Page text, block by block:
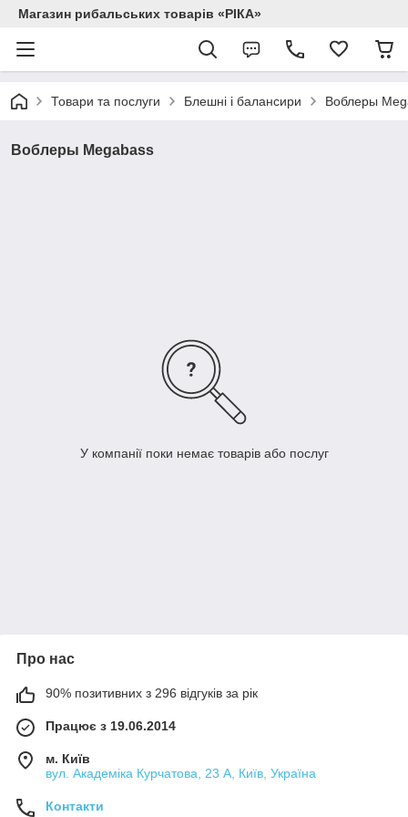
Магазин рибальських товарів «РІКА»
Товари та послуги Блешні і балансири Воблеры
Воблеры Megabass
У компанії поки немає товарів або послуг
Про нас
90% позитивних з 296 відгуків за рік
Працює з 19.06.2014
м. Київ
вул. Академіка Курчатова, 23 А, Київ, Україна
Контакти